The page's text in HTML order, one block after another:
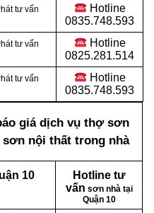
tư vấn
Hotline
0835.748.593
tư vấn
Hotline
0825.281.514
tư vấn
Hotline
0835.748.593
giá dịch vụ thợ sơn
sơn nội thất trong nhà
10
Hotline tư
vấn sơn nhà tại
Quận 10